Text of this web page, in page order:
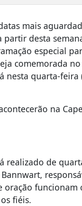
datas mais
desta
especial
comemorada
nesta quarta-
na
de
oração
fiéis.